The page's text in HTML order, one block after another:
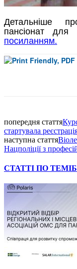
Детальніше
пансіонат для
посиланням.
попередня стаття
стартувала
наступна стаття
Нацполіції з
СТАТТІ ПО ТЕМІ